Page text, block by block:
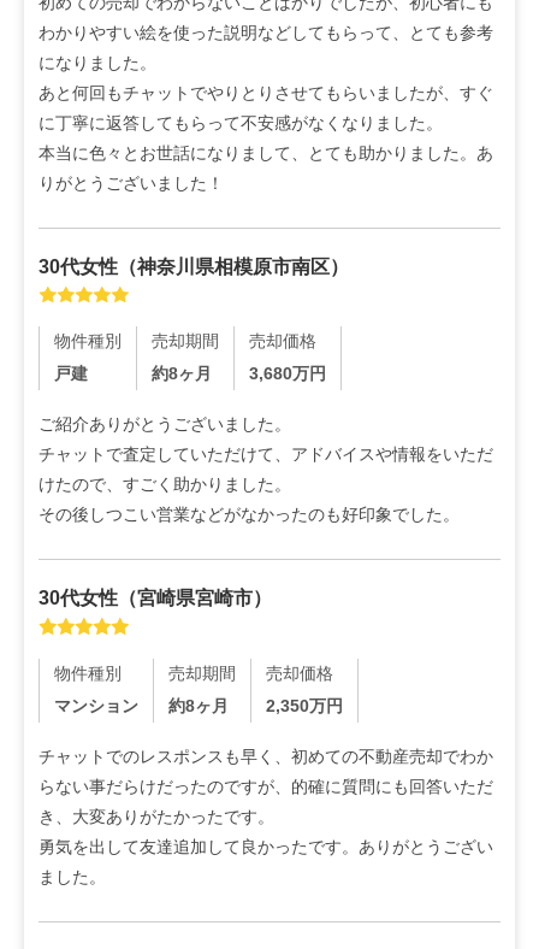
わかりやすい絵を使った説明などしてもらって、とても参考
になりました。
あと何回もチャットでやりとりさせてもらいましたが、すぐ
に丁寧に返答してもらって不安感がなくなりました。
本当に色々とお世話になりまして、とても助かりました。あ
りがとうございました！
30代女性 （神奈川県相模原市南区）
物件種別
戸建
売却期間
約8ヶ月
売却価格
3,680万円
ご紹介ありがとうございました。
チャットで査定していただけて、アドバイスや情報をいただ
けたので、すごく助かりました。
その後しつこい営業などがなかったのも好印象でした。
30代女性 （宮崎県宮崎市）
物件種別
マンション
売却期間
約8ヶ月
売却価格
2,350万円
チャットでのレスポンスも早く、初めての不動産売却でわか
らない事だらけだったのですが、的確に質問にも回答いただ
き、大変ありがたかったです。
勇気を出して友達追加して良かったです。ありがとうござい
ました。